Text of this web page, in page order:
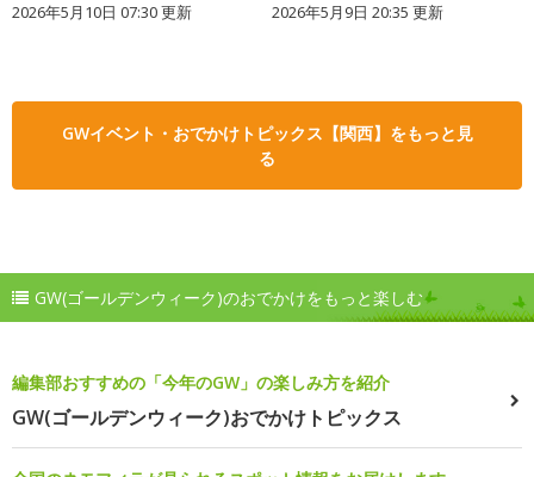
2026年5月10日 07:30 更新 2026年5月9日 20:35 更新
GWイベント・おでかけトピックス【関西】をもっと見
る
GW(ゴールデンウィーク)のおでかけをもっと楽しむ
編集部おすすめの「今年のGW」の楽しみ方を紹介
GW(ゴールデンウィーク)おでかけトピックス